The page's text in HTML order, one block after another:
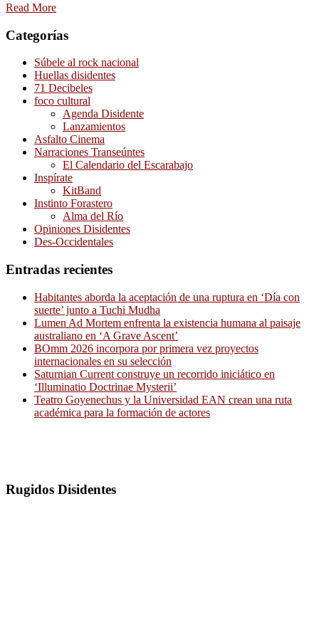
Read More
Categorías
Súbele al rock nacional
Huellas disidentes
71 Decibeles
foco cultural
Agenda Disidente
Lanzamientos
Asfalto Cinema
Narraciones Transeúntes
El Calendario del Escarabajo
Inspírate
KitBand
Instinto Forastero
Alma del Río
Opiniones Disidentes
Des-Occidentales
Entradas recientes
Habitantes aborda la aceptación de una ruptura en ‘Día con
suerte’ junto a Tuchi Mudha
Lumen Ad Mortem enfrenta la existencia humana al paisaje
australiano en ‘A Grave Ascent’
BOmm 2026 incorpora por primera vez proyectos
internacionales en su selección
Saturnian Current construye un recorrido iniciático en
‘Illuminatio Doctrinae Mysterii’
Teatro Goyenechus y la Universidad EAN crean una ruta
académica para la formación de actores
Rugidos Disidentes